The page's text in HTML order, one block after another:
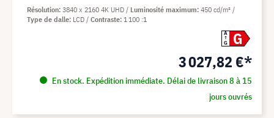
A
G
G
3 027,82 €*
En stock. Expédition immédiate. Délai de livraison 8 à 15
jours ouvrés
Résolution 3840 x 2160 4K UHD Luminosité maximum 450 cd/m²
Type de dalle LCD Contraste 1 100 :1